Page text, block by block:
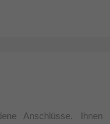
Anschlüsse. Ihnen